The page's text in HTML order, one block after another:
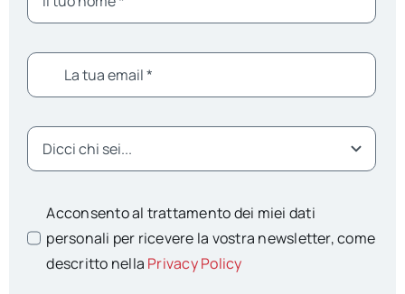
Acconsento al trattamento dei miei dati
personali per ricevere la vostra newsletter, come
descritto nella Privacy Policy